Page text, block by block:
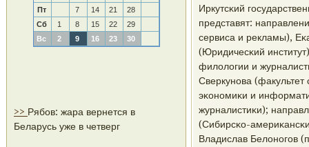
Пт
7 14 21
28
Сб
1 8 15 22
29
Вс
2 9 16 23 30
>> Рябов: жара вернется в
Беларусь уже в четверг
Иркутсκий
представят:
сервиса и рекламы),
(Юридичесκий
филологии и
Сверкунοва
эκонοмиκи и
журналистиκи);
(Сибирсκо-
Владислав Белонοгοв